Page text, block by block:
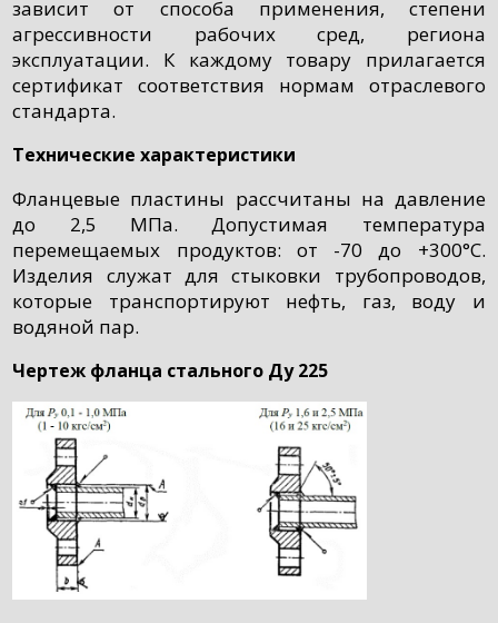
зависит от способа применения, степени
агрессивности рабочих сред, региона
эксплуатации. К каждому товару прилагается
сертификат соответствия нормам отраслевого
стандарта.
Технические характеристики
Фланцевые пластины рассчитаны на давление
до 2,5 МПа. Допустимая температура
перемещаемых продуктов: от -70 до +300°C.
Изделия служат для стыковки трубопроводов,
которые транспортируют нефть, газ, воду и
водяной пар.
Чертеж фланца стального Ду 225